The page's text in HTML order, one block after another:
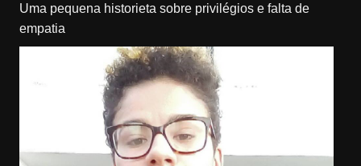
Uma pequena historieta sobre privilégios e falta de
empatia